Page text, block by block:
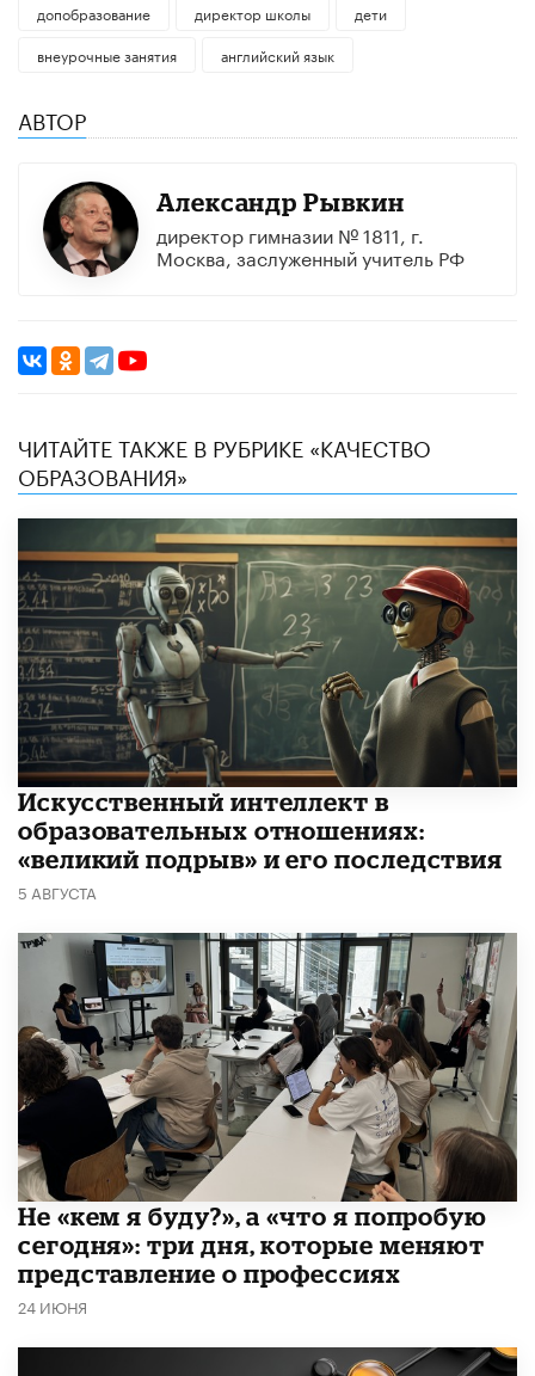
допобразование
директор школы
дети
внеурочные занятия
английский язык
АВТОР
Александр Рывкин
директор гимназии № 1811, г.
Москва, заслуженный учитель РФ
ЧИТАЙТЕ ТАКЖЕ В РУБРИКЕ «КАЧЕСТВО
ОБРАЗОВАНИЯ»
​Искусственный интеллект в
образовательных отношениях:
«великий подрыв» и его последствия
5 АВГУСТА
Не «кем я буду?», а «что я попробую
сегодня»: три дня, которые меняют
представление о профессиях
24 ИЮНЯ